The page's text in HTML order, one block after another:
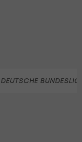
DEUTSCHE